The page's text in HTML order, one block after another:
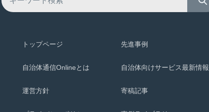
トップページ
自治体通信Onlineとは
運営方針
先進事例
自治体向けサービス最新情報
寄稿記事